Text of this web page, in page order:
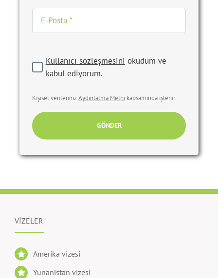
Kullanıcı sözleşmesini okudum ve
kabul ediyorum.
Kişisel verileriniz Aydınlatma Metnikapsamında işlenir.
GÖNDER
VİZELER
Amerika vizesi
Yunanistan vizesi